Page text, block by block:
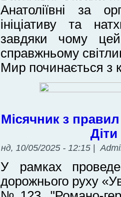
Анатоліївні за
ініціативу та
завдяки чому
справжньому
Мир починається з
Місячник з
нд, 10/05/2025 - 12:15 |
У рамках
дорожнього руху